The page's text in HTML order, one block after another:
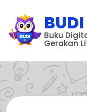
BUDI
Buku
Gerakan